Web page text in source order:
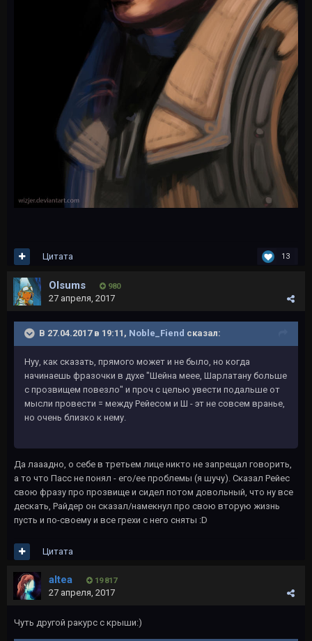
13
Цитата
Olsums 980
27 апреля, 2017
В 27.04.2017 в 19:11, Noble_Fiend сказал:
Нуу, как сказать, прямого может и не было, но когда
начинаешь фразочки в духе "Шейна меее, Шарлатану больше
с прозвищем повезло" и проч с целью увести подальше от
мысли провести = между Рейесом и Ш - эт не совсем вранье,
но очень близко к нему.
Да лааадно, о себе в третьем лице никто не запрещал говорить,
а то что Пасс не понял - его/ее проблемы (я шучу). Сказал Рейес
свою фразу про прозвище и сидел потом довольный, что ну все
дескать, Райдер он сказал/намекнул про свою вторую жизнь
пусть и по-своему и все грехи с него сняты :D
Цитата
altea 19 817
27 апреля, 2017
Чуть другой ракурс с крыши:)